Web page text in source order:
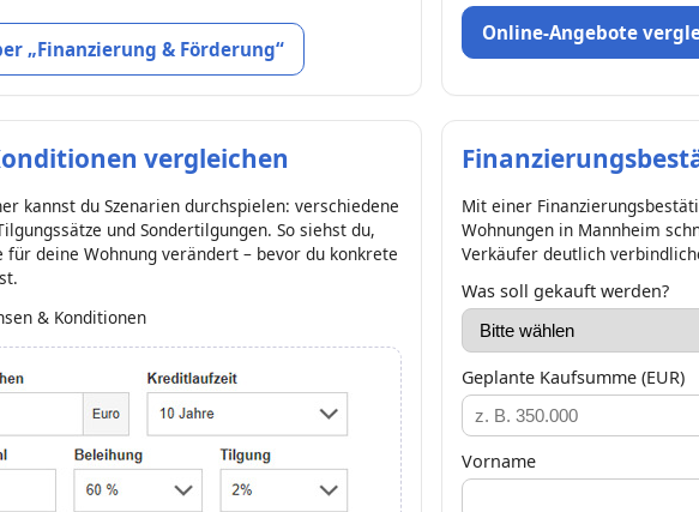
„Finanzierung & Förderung“
Online-Angebote
vergleichen
kannst du Szenarien durchspielen: verschiedene
und Sondertilgungen. So siehst du,
für deine Wohnung verändert – bevor du konkrete
& Konditionen
Mit einer
Wohnungen in Mannheim
Verkäufer deutlich
Was soll gekauft werden?
Geplante Kaufsumme (EUR)
Vorname